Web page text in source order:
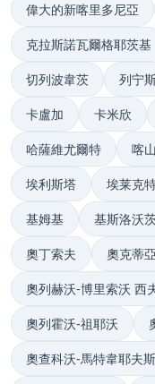
偉大的新喀里多尼亞
克拉斯諾瓦爾格耶茨基
切列波韋茨 列宁
卡盧加 卡米欣
哈薩維尤爾特 喀山
埃利斯塔 埃莱克
基姆基 基斯洛沃
奧丁索夫 奧克蒂
奧列赫沃-博里索沃 西
奧列霍沃-祖耶沃
奧查科沃-馬特韋耶夫